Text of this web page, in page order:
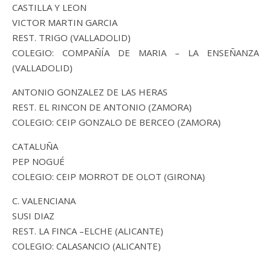
CASTILLA Y LEON
VICTOR MARTIN GARCIA
REST. TRIGO (VALLADOLID)
COLEGIO: COMPAÑÍA DE MARIA – LA ENSEÑANZA
(VALLADOLID)
ANTONIO GONZALEZ DE LAS HERAS
REST. EL RINCON DE ANTONIO (ZAMORA)
COLEGIO: CEIP GONZALO DE BERCEO (ZAMORA)
CATALUÑA
PEP NOGUÉ
COLEGIO: CEIP MORROT DE OLOT (GIRONA)
C. VALENCIANA
SUSI DIAZ
REST. LA FINCA –ELCHE (ALICANTE)
COLEGIO: CALASANCIO (ALICANTE)